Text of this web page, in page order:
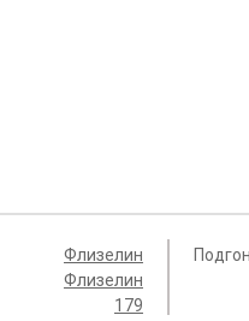
Флизелин
Флизелин
179
Подгон